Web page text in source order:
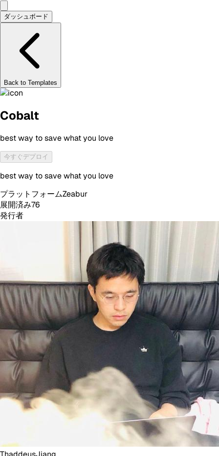
ダッシュボード
Back to Templates
Cobalt
best way to save what you love
今すぐデプロイ
best way to save what you love
プラットフォームZeabur
展開済み76
発行者